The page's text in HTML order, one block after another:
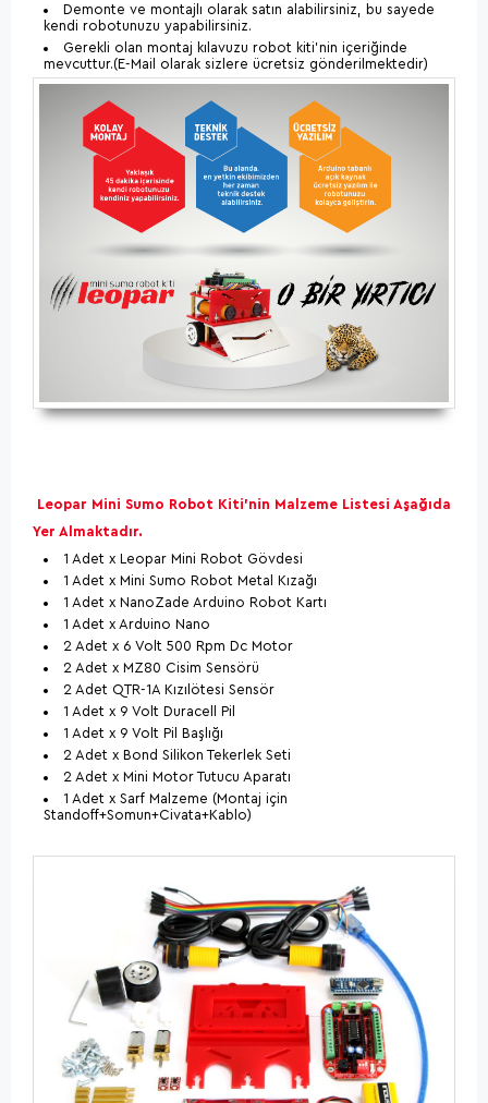
Demonte ve montajlı olarak satın alabilirsiniz, bu sayede
kendi robotunuzu yapabilirsiniz.
Gerekli olan montaj kılavuzu robot kiti'nin içeriğinde
mevcuttur.(E-Mail olarak sizlere ücretsiz gönderilmektedir)
Leopar Mini Sumo Robot Kiti'nin Malzeme Listesi Aşağıda
Yer Almaktadır.
1 Adet x Leopar Mini Robot Gövdesi
1 Adet x Mini Sumo Robot Metal Kızağı
1 Adet x NanoZade Arduino Robot Kartı
1 Adet x Arduino Nano
2 Adet x 6 Volt 500 Rpm Dc Motor
2 Adet x MZ80 Cisim Sensörü
2 Adet QTR-1A Kızılötesi Sensör
1 Adet x 9 Volt Duracell Pil
1 Adet x 9 Volt Pil Başlığı
2 Adet x Bond Silikon Tekerlek Seti
2 Adet x Mini Motor Tutucu Aparatı
1 Adet x Sarf Malzeme (Montaj için
Standoff+Somun+Civata+Kablo)